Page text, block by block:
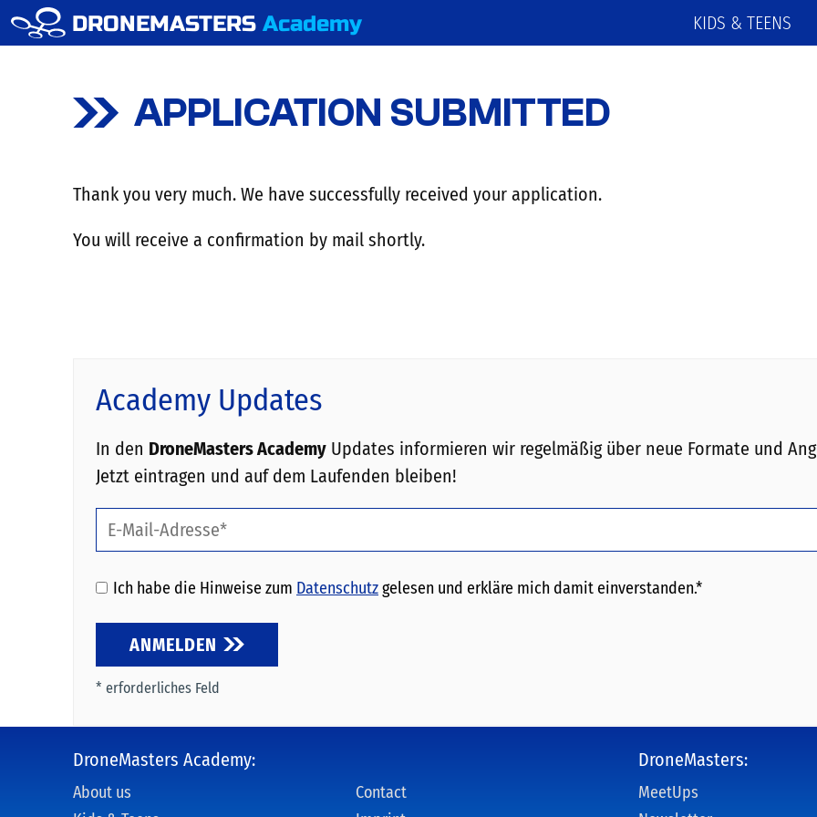
DRONEMASTERS Academy KIDS & TEENS
APPLICATION SUBMITTED
Thank you very much. We have successfully received your application.
You will receive a confirmation by mail shortly.
Academy Updates
In den DroneMasters Academy Updates informieren wir regelmäßig über neue Formate und
Jetzt eintragen und auf dem Laufenden bleiben!
Ich habe die Hinweise zum Datenschutzgelesen und erkläre mich damit einverstanden.*
ANMELDEN
* erforderliches Feld
DroneMasters Academy:
About us
Contact
DroneMasters:
MeetUps